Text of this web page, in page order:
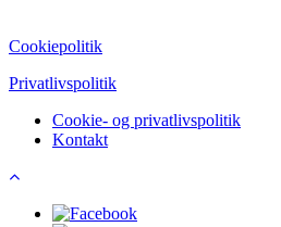
Cookiepolitik
Privatlivspolitik
Cookie- og privatlivspolitik
Kontakt